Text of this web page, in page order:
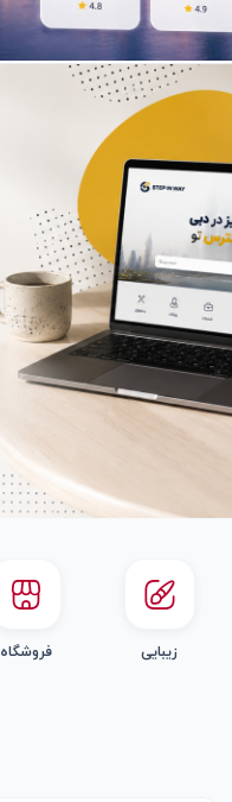
زیبایی فروشگاه